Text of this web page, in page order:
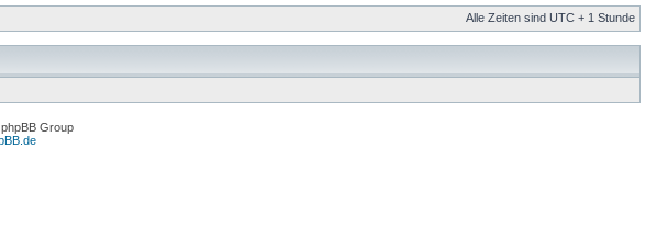
Alle Zeiten sind UTC + 1 Stunde
Group